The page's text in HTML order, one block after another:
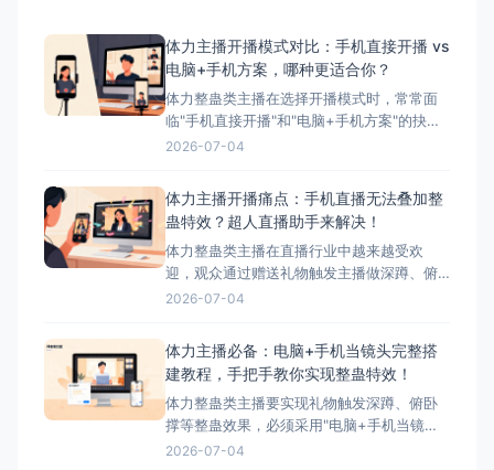
体力主播开播模式对比：手机直接开播 vs
电脑+手机方案，哪种更适合你？
体力整蛊类主播在选择开播模式时，常常面
临"手机直接开播"和"电脑+手机方案"的抉
择。本文将详细对比这两种模式的优缺点，
播模式简介 ### 模式一：手机直接开播 这
是最简单、最常用的开播方式，主播直接使
2026-07-04
体力主播开播痛点：手机直播无法叠加整
蛊特效？超人直播助手来解决！
体力整蛊类主播在直播行业中越来越受欢
迎，观众通过赠送礼物触发主播做深蹲、俯
卧撑等体力动作，互动性极强。然而，这类
析这一痛点，并为您提供完美解决方案——
超人直播助手。 &nbsp; ## 体力主播面临的
核心痛点 &nbs
2026-07-04
体力主播必备：电脑+手机当镜头完整搭
建教程，手把手教你实现整蛊特效！
体力整蛊类主播要实现礼物触发深蹲、俯卧
撑等整蛊效果，必须采用"电脑+手机当镜
头"的组合方案。本文将手把手教您完成整个
2026-07-04